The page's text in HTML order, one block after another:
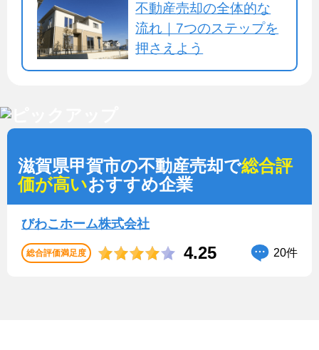
不動産売却の全体的な
流れ｜7つのステップを
押さえよう
滋賀県甲賀市の不動産売却で総合評
価が高いおすすめ企業
びわこホーム株式会社
総合評価満足度 4.25 20件